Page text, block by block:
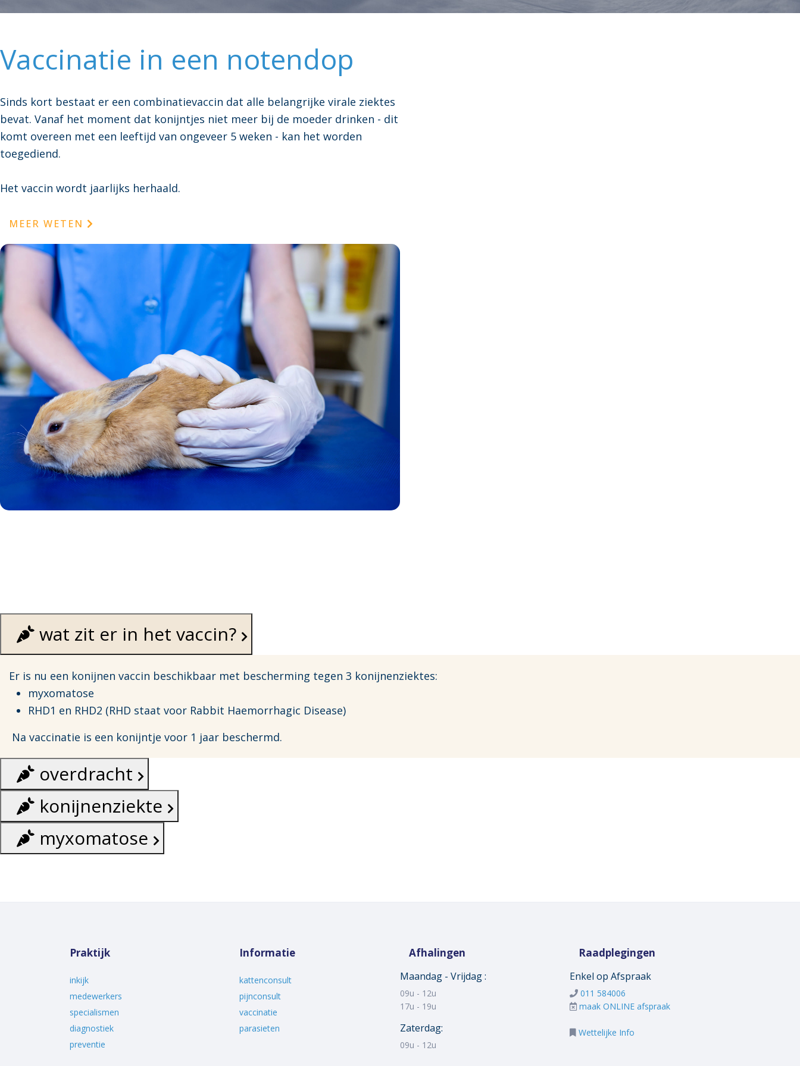
Vaccinatie in een notendop
Sinds kort bestaat er een combinatievaccin dat alle belangrijke virale ziektes
bevat. Vanaf het moment dat konijntjes niet meer bij de moeder drinken - dit
komt overeen met een leeftijd van ongeveer 5 weken - kan het worden
toegediend.
Het vaccin wordt jaarlijks herhaald.
MEER WETEN
wat zit er in het vaccin?
Er is nu een konijnen vaccin beschikbaar met bescherming tegen 3 konijnenziektes:
myxomatose
RHD1 en RHD2 (RHD staat voor Rabbit Haemorrhagic Disease)
Na vaccinatie is een konijntje voor 1 jaar beschermd.
overdracht
konijnenziekte
myxomatose
Praktijk
inkijk
medewerkers
specialismen
diagnostiek
preventie
Informatie
kattenconsult
pijnconsult
vaccinatie
parasieten
Afhalingen
Maandag - Vrijdag :
09u - 12u
17u - 19u
Zaterdag:
09u - 12u
Raadplegingen
Enkel op Afspraak
011 584006
maak ONLINE afspraak
Wettelijke Info